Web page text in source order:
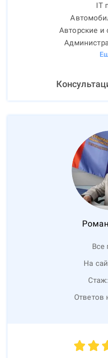
IT
Авторские
Роман
Все
На
Стаж:
Ответов